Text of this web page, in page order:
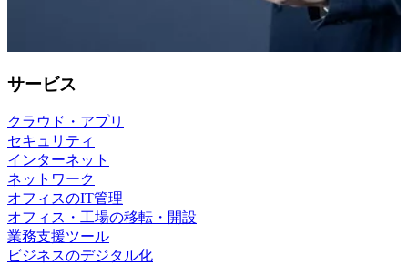
サービス
クラウド・アプリ
セキュリティ
インターネット
ネットワーク
オフィスのIT管理
オフィス・工場の移転・開設
業務支援ツール
ビジネスのデジタル化